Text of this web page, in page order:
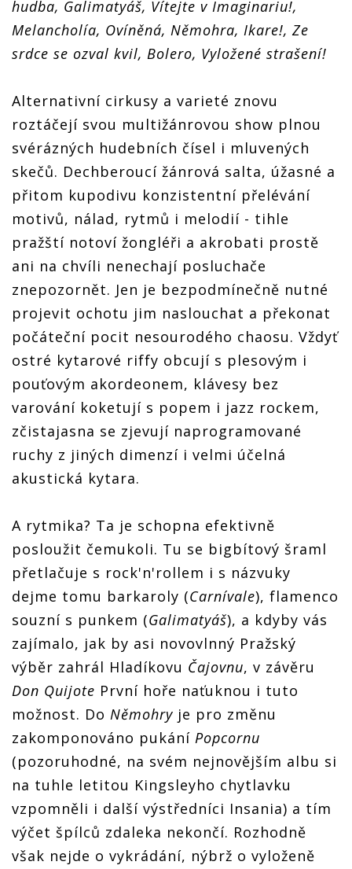
hudba, Galimatyáš, Vítejte v Imaginariu!,
Melancholía, Ovíněná, Němohra, Ikare!, Ze
srdce se ozval kvil, Bolero, Vyložené strašení!
Alternativní cirkusy a varieté znovu
roztáčejí svou multižánrovou show plnou
svérázných hudebních čísel i mluvených
skečů. Dechberoucí žánrová salta, úžasné a
přitom kupodivu konzistentní přelévání
motivů, nálad, rytmů i melodií - tihle
pražští notoví žongléři a akrobati prostě
ani na chvíli nenechají posluchače
znepozornět. Jen je bezpodmínečně nutné
projevit ochotu jim naslouchat a překonat
počáteční pocit nesourodého chaosu. Vždyť
ostré kytarové riffy obcují s plesovým i
pouťovým akordeonem, klávesy bez
varování koketují s popem i jazz rockem,
zčistajasna se zjevují naprogramované
ruchy z jiných dimenzí i velmi účelná
akustická kytara.
A rytmika? Ta je schopna efektivně
posloužit čemukoli. Tu se bigbítový šraml
přetlačuje s rock'n'rollem i s názvuky
dejme tomu barkaroly (Carnívale), flamenco
souzní s punkem (Galimatyáš), a kdyby vás
zajímalo, jak by asi novovlnný Pražský
výběr zahrál Hladíkovu Čajovnu, v závěru
Don Quijote První hoře naťuknou i tuto
možnost. Do Němohry je pro změnu
zakomponováno pukání Popcornu
(pozoruhodné, na svém nejnovějším albu si
na tuhle letitou Kingsleyho chytlavku
vzpomněli i další výstředníci Insania) a tím
výčet špílců zdaleka nekončí. Rozhodně
však nejde o vykrádání, nýbrž o vyloženě